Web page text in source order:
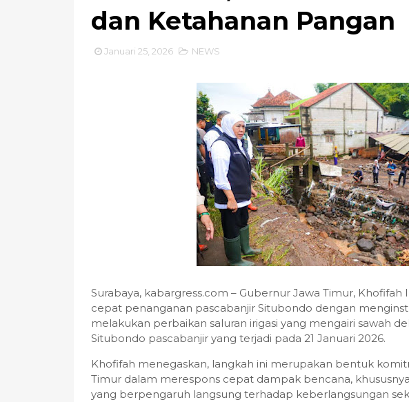
dan Ketahanan Pangan
Januari 25, 2026 NEWS
Surabaya, kabargress.com – Gubernur Jawa Timur, Khofifah
cepat penanganan pascabanjir Situbondo dengan
melakukan perbaikan saluran irigasi yang mengairi sawah
Situbondo pascabanjir yang terjadi pada 21 Januari 2026.
Khofifah menegaskan, langkah ini merupakan bentuk
Timur dalam merespons cepat dampak bencana,
yang berpengaruh langsung terhadap keberlangsungan